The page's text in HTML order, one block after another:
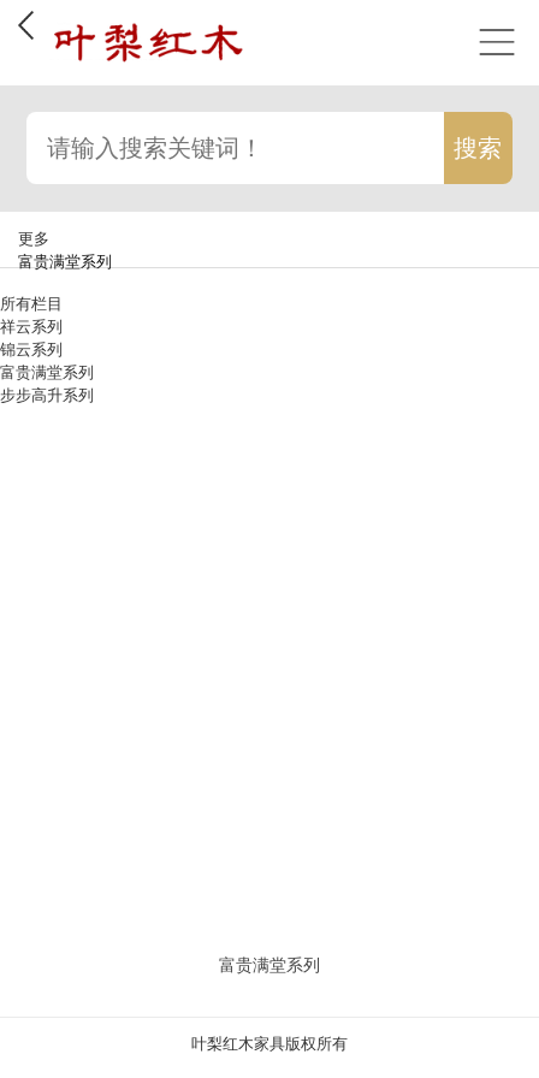
更多
富贵满堂系列
所有栏目
祥云系列
锦云系列
富贵满堂系列
步步高升系列
富贵满堂系列
叶梨红木家具版权所有